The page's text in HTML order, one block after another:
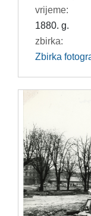
vrijeme:
1880. g.
zbirka:
Zbirka